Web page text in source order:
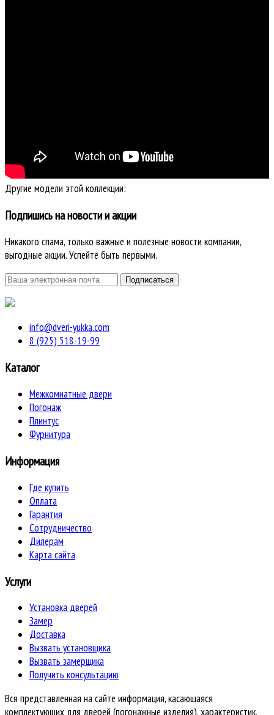
Другие модели этой коллекции:
Подпишись на новости и акции
Никакого спама, только важные и полезные новости компании,
выгодные акции. Успейте быть первыми.
info@dveri-yukka.com
8 (925) 518-19-99
Каталог
Межкомнатные двери
Погонаж
Плинтус
Фурнитура
Информация
Где купить
Оплата
Гарантия
Сотрудничество
Дилерам
Карта сайта
Услуги
Установка дверей
Замер
Доставка
Вызвать установщика
Вызвать замерщика
Получить консультацию
Вся представленная на сайте информация, касающаяся
комплектующих для дверей (погонажные изделия), характеристик,